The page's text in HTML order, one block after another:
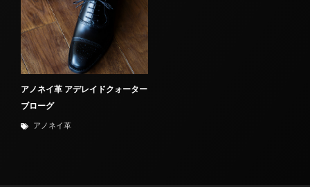
アノネイ革 アデレイドクォーター
ブローグ
アノネイ革